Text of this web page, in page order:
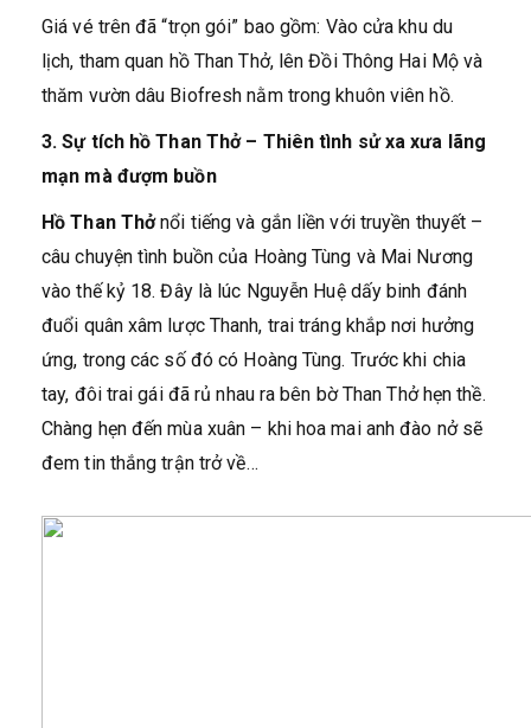
Giá vé trên đã “trọn gói” bao gồm: Vào cửa khu du
lịch, tham quan hồ Than Thở, lên Đồi Thông Hai Mộ và
thăm vườn dâu Biofresh nằm trong khuôn viên hồ.
3. Sự tích hồ Than Thở – Thiên tình sử xa xưa lãng
mạn mà đượm buồn
Hồ Than Thởnổi tiếng và gắn liền với truyền thuyết –
câu chuyện tình buồn của Hoàng Tùng và Mai Nương
vào thế kỷ 18. Đây là lúc Nguyễn Huệ dấy binh đánh
đuổi quân xâm lược Thanh, trai tráng khắp nơi hưởng
ứng, trong các số đó có Hoàng Tùng. Trước khi chia
tay, đôi trai gái đã rủ nhau ra bên bờ Than Thở hẹn thề.
Chàng hẹn đến mùa xuân – khi hoa mai anh đào nở sẽ
đem tin thắng trận trở về…